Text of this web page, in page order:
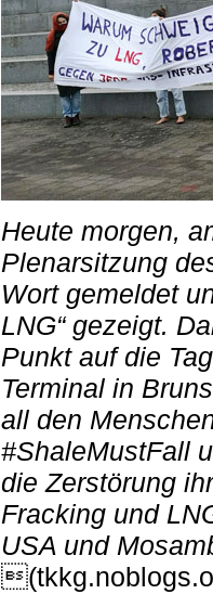
Heute morgen,
Plenarsitzung
Wort gemeldet
LNG“ gezeigt.
Punkt auf die
Terminal in
all den
#ShaleMustFall
die Zerstörung
Fracking und
USA und